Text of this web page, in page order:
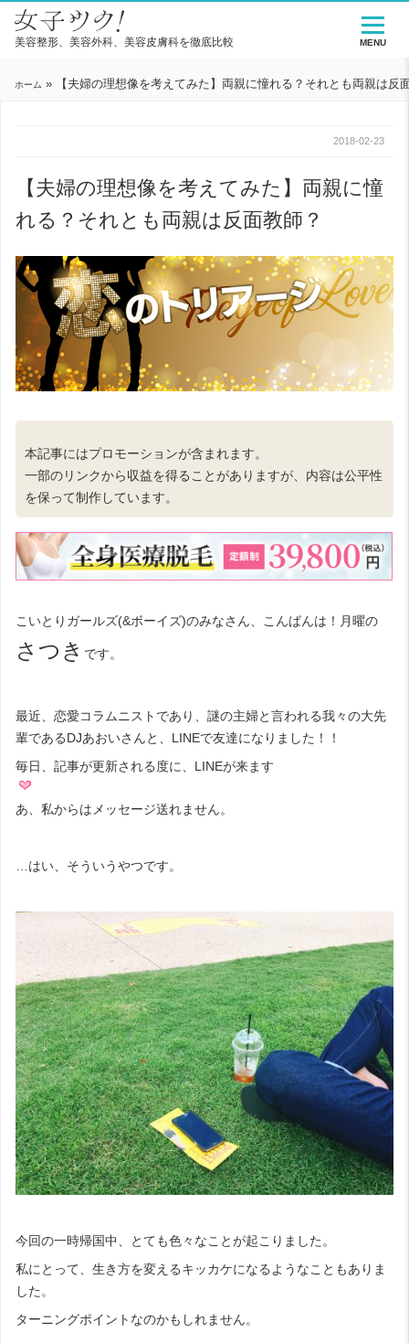
美容整形、美容外科、美容皮膚科を徹底比較
ホーム » 【夫婦の理想像を考えてみた】両親に憧れる？それとも両親は反
2018-02-23
【夫婦の理想像を考えてみた】両親に憧
れる？それとも両親は反面教師？
本記事にはプロモーションが含まれます。
一部のリンクから収益を得ることがありますが、内容は公平性
を保って制作しています。
こいとりガールズ(&ボーイズ)のみなさん、こんばんは！月曜の
さつき です。
最近、恋愛コラムニストであり、謎の主婦と言われる我々の大先
輩であるDJあおいさんと、LINEで友達になりました！！
毎日、記事が更新される度に、LINEが来ます
あ、私からはメッセージ送れません。
…はい、そういうやつです。
今回の一時帰国中、とても色々なことが起こりました。
私にとって、生き方を変えるキッカケになるようなこともありま
した。
ターニングポイントなのかもしれません。
MENU